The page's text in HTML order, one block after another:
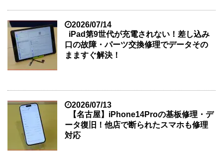
2026/07/14
iPad第9世代が充電されない！差し込み
口の故障・パーツ交換修理でデータその
まますぐ解決！
2026/07/13
【名古屋】iPhone14Proの基板修理・デ
ータ復旧！他店で断られたスマホも修理
対応